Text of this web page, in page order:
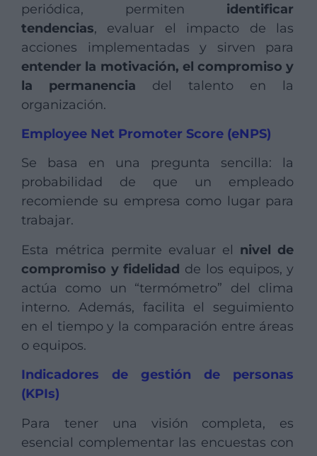
periódica, permiten identificar
tendencias, evaluar el impacto de las
acciones implementadas y sirven para
entender la motivación, el compromiso y
la permanencia del talento en la
organización.
Employee Net Promoter Score (eNPS)
Se basa en una pregunta sencilla: la
probabilidad de que un empleado
recomiende su empresa como lugar para
trabajar.
Esta métrica permite evaluar el nivel de
compromiso y fidelidad de los equipos, y
actúa como un “termómetro” del clima
interno. Además, facilita el seguimiento
en el tiempo y la comparación entre áreas
o equipos.
Indicadores de gestión de personas
(KPIs)
Para tener una visión completa, es
esencial complementar las encuestas con